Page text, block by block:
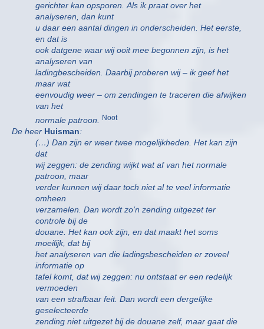
gerichter kan opsporen. Als ik praat over het
analyseren, dan kunt
u daar een aantal dingen in onderscheiden. Het eerste,
en dat is
ook datgene waar wij ooit mee begonnen zijn, is het
analyseren van
ladingbescheiden. Daarbij proberen wij – ik geef het
maar wat
eenvoudig weer – om zendingen te traceren die afwijken
van het
normale patroon.
Noot
De heer Huisman:
(…) Dan zijn er weer twee mogelijkheden. Het kan zijn
dat
wij zeggen: de zending wijkt wat af van het normale
patroon, maar
verder kunnen wij daar toch niet al te veel informatie
omheen
verzamelen. Dan wordt zo’n zending uitgezet ter
controle bij de
douane. Het kan ook zijn, en dat maakt het soms
moeilijk, dat bij
het analyseren van die ladingsbescheiden er zoveel
informatie op
tafel komt, dat wij zeggen: nu ontstaat er een redelijk
vermoeden
van een strafbaar feit. Dan wordt een dergelijke
geselecteerde
zending niet uitgezet bij de douane zelf, maar gaat die